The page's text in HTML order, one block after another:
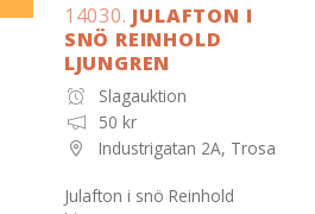
14030. JULAFTON I
SNÖ REINHOLD
LJUNGREN
Slagauktion
50 kr
Industrigatan 2A, Trosa
Julafton i snö Reinhold